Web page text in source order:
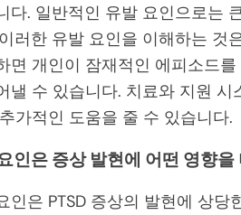
다. 일반적인 유발 요인으로는
러한 유발 요인을 이해하는 것
면 개인이 잠재적인 에피소드
낼 수 있습니다. 치료와 지원
가적인 도움을 줄 수 있습니다.
인은 증상 발현에 어떤 영향을
인은 PTSD 증상의 발현에 상